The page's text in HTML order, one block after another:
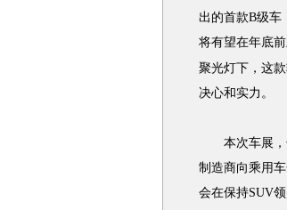
出的首款B级车
将有望在年底
聚光灯下，这
决心和实力。
本次车展，长
制造商向乘用
会在保持SUV